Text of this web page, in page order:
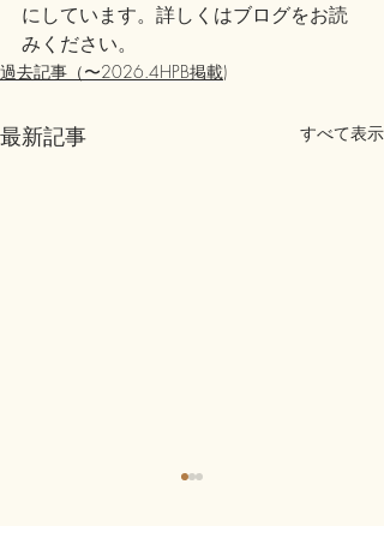
にしています。詳しくはブログをお読
みください。
過去記事（〜2026.4HPB掲載)
最新記事 すべて表示